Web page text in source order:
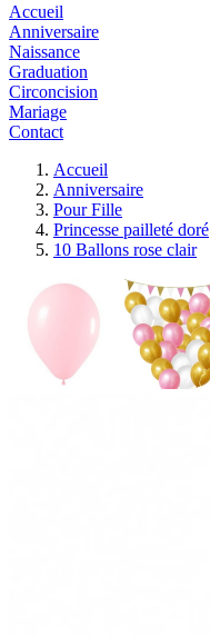
Accueil
Anniversaire
Naissance
Graduation
Circoncision
Mariage
Contact
Accueil
Anniversaire
Pour Fille
Princesse pailleté doré
10 Ballons rose clair